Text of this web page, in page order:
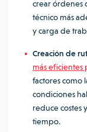
crear órdenes
técnico más
y carga de
Creación de
más eficientes
factores como
condiciones
reduce costes
tiempo.